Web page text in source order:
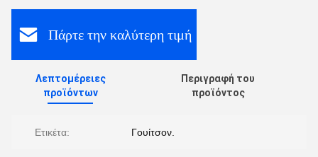
Πάρτε την καλύτερη τιμή
Λεπτομέρειες
προϊόντων
Περιγραφή του
προϊόντος
Ετικέτα: Γουίτσον.